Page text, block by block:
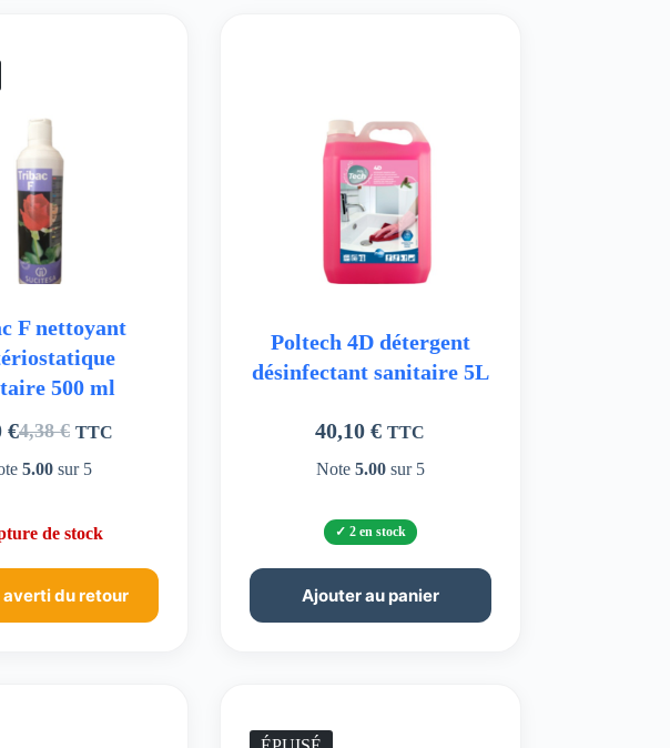
F nettoyant
500 ml
4,38€
Le
prix
4,38 €.
€Le
prix
2,00 €.
TTC
5.00 sur 5
de stock
averti du retour
Poltech 4D détergent
désinfectant sanitaire 5L
40,10€ TTC
Note 5.00sur 5
2 en stock
Ajouter au panier